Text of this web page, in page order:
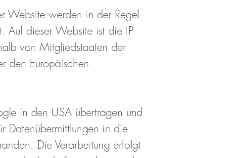
Website werden in der Regel
dieser Website ist die IP-
von Mitgliedstaaten der
den Europäischen
in den USA übertragen und
Datenübermittlungen in die
Die Verarbeitung erfolgt